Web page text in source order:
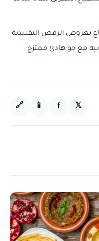
بعروض الرقص التقليدية
مع جو هادئ ممتزج
𝕏
f
📱
🔗